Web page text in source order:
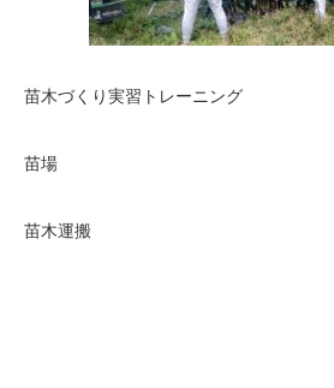
苗木づくり実習トレーニング
苗場
苗木運搬